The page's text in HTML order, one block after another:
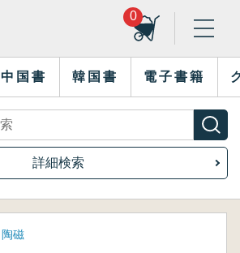
0
中国書 韓国書 電子書籍
詳細検索
陶磁